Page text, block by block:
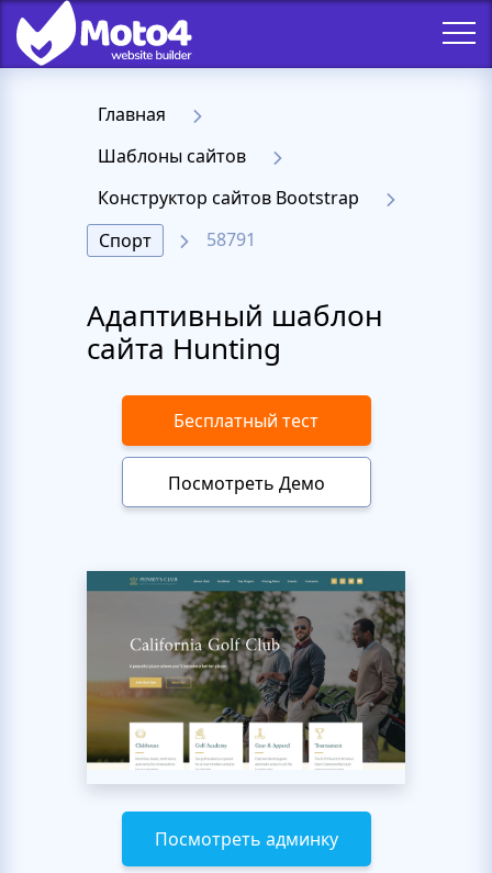
Главная
Шаблоны сайтов
Конструктор сайтов Bootstrap
Спорт
58791
Адаптивный шаблон
сайта Hunting
Бесплатный тест
Посмотреть Демо
Посмотреть админку